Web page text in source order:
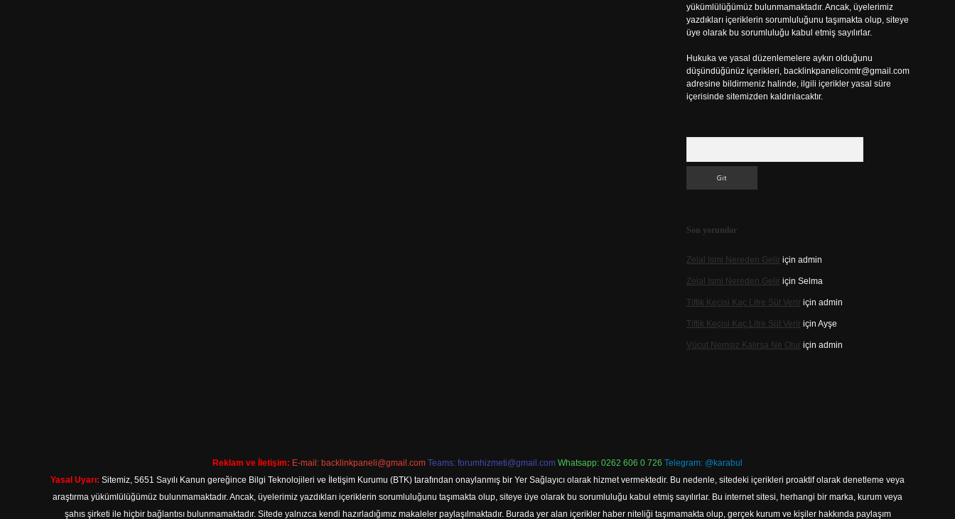
yükümlülüğümüz bulunmamaktadır. Ancak, üyelerimiz
yazdıkları içeriklerin sorumluluğunu taşımakta olup, siteye
üye olarak bu sorumluluğu kabul etmiş sayılırlar.
Hukuka ve yasal düzenlemelere aykırı olduğunu
düşündüğünüz içerikleri, backlinkpanelicomtr@gmail.com
adresine bildirmeniz halinde, ilgili içerikler yasal süre
içerisinde sitemizden kaldırılacaktır.
Son yorumlar
Zelal Ismi Nereden Geliriçin admin
Zelal Ismi Nereden Geliriçin Selma
Tiftik Keçisi Kaç Litre Süt Veririçin admin
Tiftik Keçisi Kaç Litre Süt Veririçin Ayşe
Vücut Nemsiz Kalırsa Ne Oluriçin admin
Reklam ve İletişim: E-mail: backlinkpaneli@gmail.com Teams: forumhizmeti@gmail.com Whatsapp: 0262 606 0 726 Telegram: @karabul
Yasal Uyarı: Sitemiz, 5651 Sayılı Kanun gereğince Bilgi Teknolojileri ve İletişim Kurumu (BTK) tarafından onaylanmış bir Yer Sağlayıcı olarak hizmet vermektedir. Bu nedenle, sitedeki içerikleri proaktif olarak denetleme veya
araştırma yükümlülüğümüz bulunmamaktadır. Ancak, üyelerimiz yazdıkları içeriklerin sorumluluğunu taşımakta olup, siteye üye olarak bu sorumluluğu kabul etmiş sayılırlar. Bu internet sitesi, herhangi bir marka, kurum veya
şahıs şirketi ile hiçbir bağlantısı bulunmamaktadır. Sitede yalnızca kendi hazırladığımız makaleler paylaşılmaktadır. Burada yer alan içerikler haber niteliği taşımamakta olup, gerçek kurum ve kişiler hakkında paylaşım